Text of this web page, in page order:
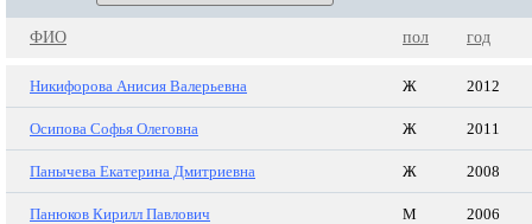
ФИО пол год
Никифорова Анисия Валерьевна Ж 2012
Осипова Софья Олеговна Ж 2011
Панычева Екатерина Дмитриевна Ж 2008
Панюков Кирилл Павлович М 2006